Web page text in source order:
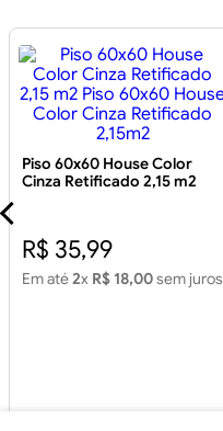
Piso 60x60 House Color
Cinza Retificado 2,15 m2
R$ 35,99
Em até2x R$ 18,00sem juros